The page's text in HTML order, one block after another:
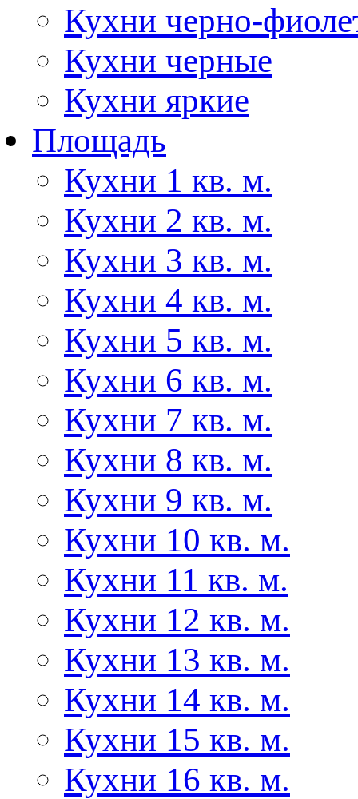
Кухни черно-
Кухни черные
Кухни яркие
Площадь
Кухни 1 кв. м.
Кухни 2 кв. м.
Кухни 3 кв. м.
Кухни 4 кв. м.
Кухни 5 кв. м.
Кухни 6 кв. м.
Кухни 7 кв. м.
Кухни 8 кв. м.
Кухни 9 кв. м.
Кухни 10 кв. м.
Кухни 11 кв. м.
Кухни 12 кв. м.
Кухни 13 кв. м.
Кухни 14 кв. м.
Кухни 15 кв. м.
Кухни 16 кв. м.